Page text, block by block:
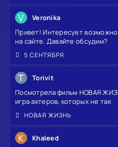
V Veronika
Привет! Интересует
на сайте. Давайте обсудим?
5 СЕНТЯБРЯ
T Torivit
Посмотрела фильм НОВАЯ
игра актеров, которых не так
НОВАЯ ЖИЗНЬ
K Khaleed